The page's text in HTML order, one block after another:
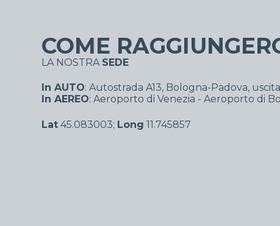
COME
LA NOSTRA SEDE
In AUTO: Autostrada A13, Bologna-Padova,
In AEREO: Aeroporto di Venezia - Aeroporto di
Lat 45.083003; Long 11.745857